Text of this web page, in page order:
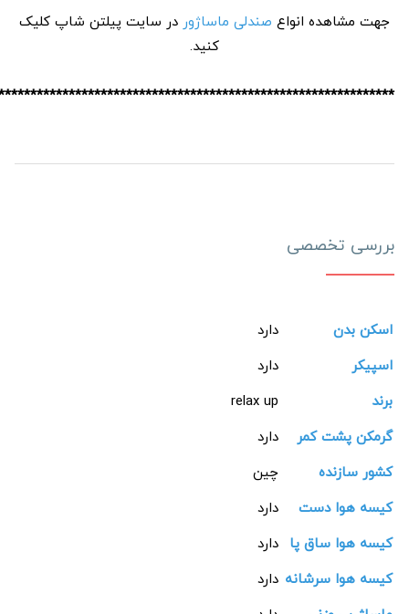
جهت مشاهده انواع صندلی ماساژور در سایت پیلتن شاپ کلیک
کنید.
بررسی تخصصی
اسکن بدن
دارد
اسپیکر
دارد
برند
relax up
گرمکن پشت کمر
دارد
کشور سازنده
چین
کیسه هوا دست
دارد
کیسه هوا ساق پا
دارد
کیسه هوا سرشانه دارد